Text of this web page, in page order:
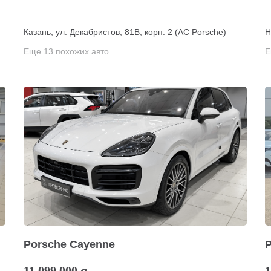
Казань, ул. Декабристов, 81В, корп. 2 (АС Porsche)
Еще 13 похожих авто
Porsche Cayenne